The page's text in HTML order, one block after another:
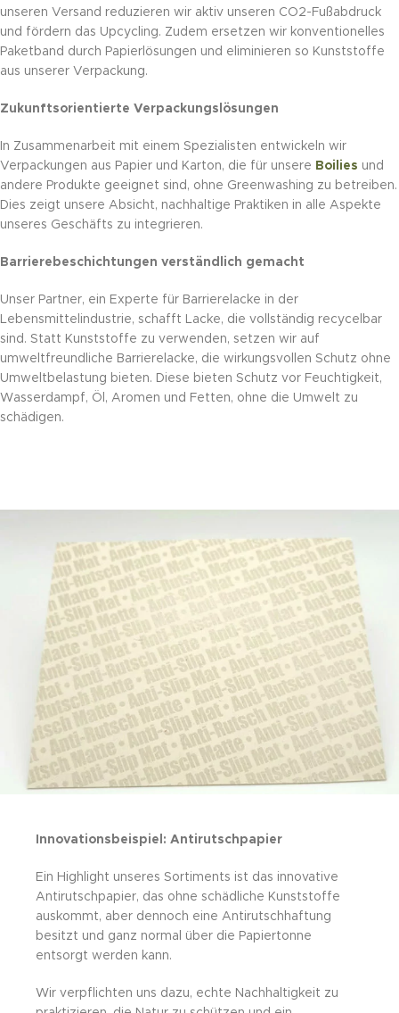
unseren Versand reduzieren wir aktiv unseren CO2-Fußabdruck
und fördern das Upcycling. Zudem ersetzen wir konventionelles
Paketband durch Papierlösungen und eliminieren so Kunststoffe
aus unserer Verpackung.
Zukunftsorientierte Verpackungslösungen
In Zusammenarbeit mit einem Spezialisten entwickeln wir
Verpackungen aus Papier und Karton, die für unsere Boilies und
andere Produkte geeignet sind, ohne Greenwashing zu betreiben.
Dies zeigt unsere Absicht, nachhaltige Praktiken in alle Aspekte
unseres Geschäfts zu integrieren.
Barrierebeschichtungen verständlich gemacht
Unser Partner, ein Experte für Barrierelacke in der
Lebensmittelindustrie, schafft Lacke, die vollständig recycelbar
sind. Statt Kunststoffe zu verwenden, setzen wir auf
umweltfreundliche Barrierelacke, die wirkungsvollen Schutz ohne
Umweltbelastung bieten. Diese bieten Schutz vor Feuchtigkeit,
Wasserdampf, Öl, Aromen und Fetten, ohne die Umwelt zu
schädigen.
Innovationsbeispiel: Antirutschpapier
Ein Highlight unseres Sortiments ist das innovative
Antirutschpapier, das ohne schädliche Kunststoffe
auskommt, aber dennoch eine Antirutschhaftung
besitzt und ganz normal über die Papiertonne
entsorgt werden kann.
Wir verpflichten uns dazu, echte Nachhaltigkeit zu